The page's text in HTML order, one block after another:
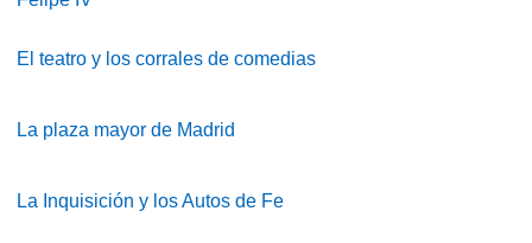
El teatro y los corrales de comedias
La plaza mayor de Madrid
La Inquisición y los Autos de Fe